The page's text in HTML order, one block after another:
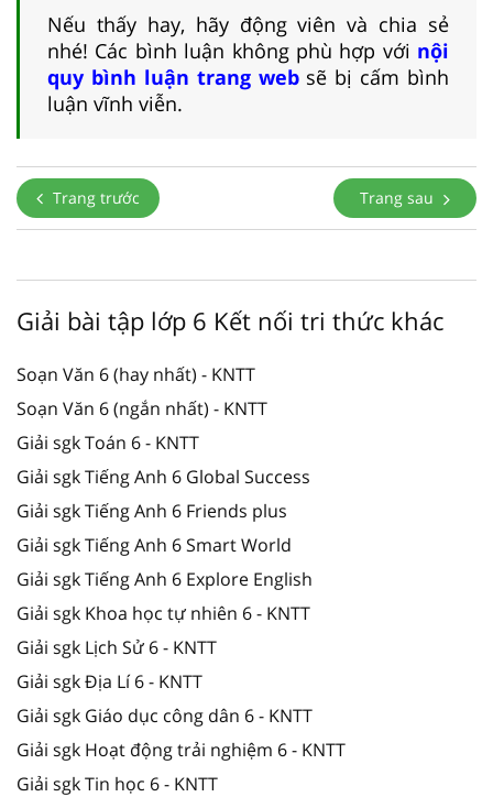
Nếu thấy hay, hãy động viên và chia sẻ
nhé! Các bình luận không phù hợp với nội
quy bình luận trang websẽ bị cấm bình
luận vĩnh viễn.
Trang trước Trang sau
Giải bài tập lớp 6 Kết nối tri thức khác
Soạn Văn 6 (hay nhất) - KNTT
Soạn Văn 6 (ngắn nhất) - KNTT
Giải sgk Toán 6 - KNTT
Giải sgk Tiếng Anh 6 Global Success
Giải sgk Tiếng Anh 6 Friends plus
Giải sgk Tiếng Anh 6 Smart World
Giải sgk Tiếng Anh 6 Explore English
Giải sgk Khoa học tự nhiên 6 - KNTT
Giải sgk Lịch Sử 6 - KNTT
Giải sgk Địa Lí 6 - KNTT
Giải sgk Giáo dục công dân 6 - KNTT
Giải sgk Hoạt động trải nghiệm 6 - KNTT
Giải sgk Tin học 6 - KNTT